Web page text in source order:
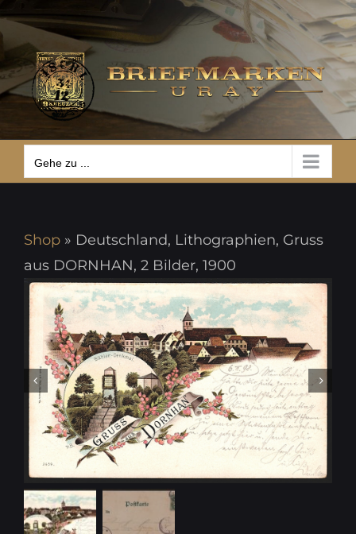
Zum
Inhalt
springen
Gehe zu ...
Gehe zu ...
Shop » Deutschland, Lithographien, Gruss
aus DORNHAN, 2 Bilder, 1900